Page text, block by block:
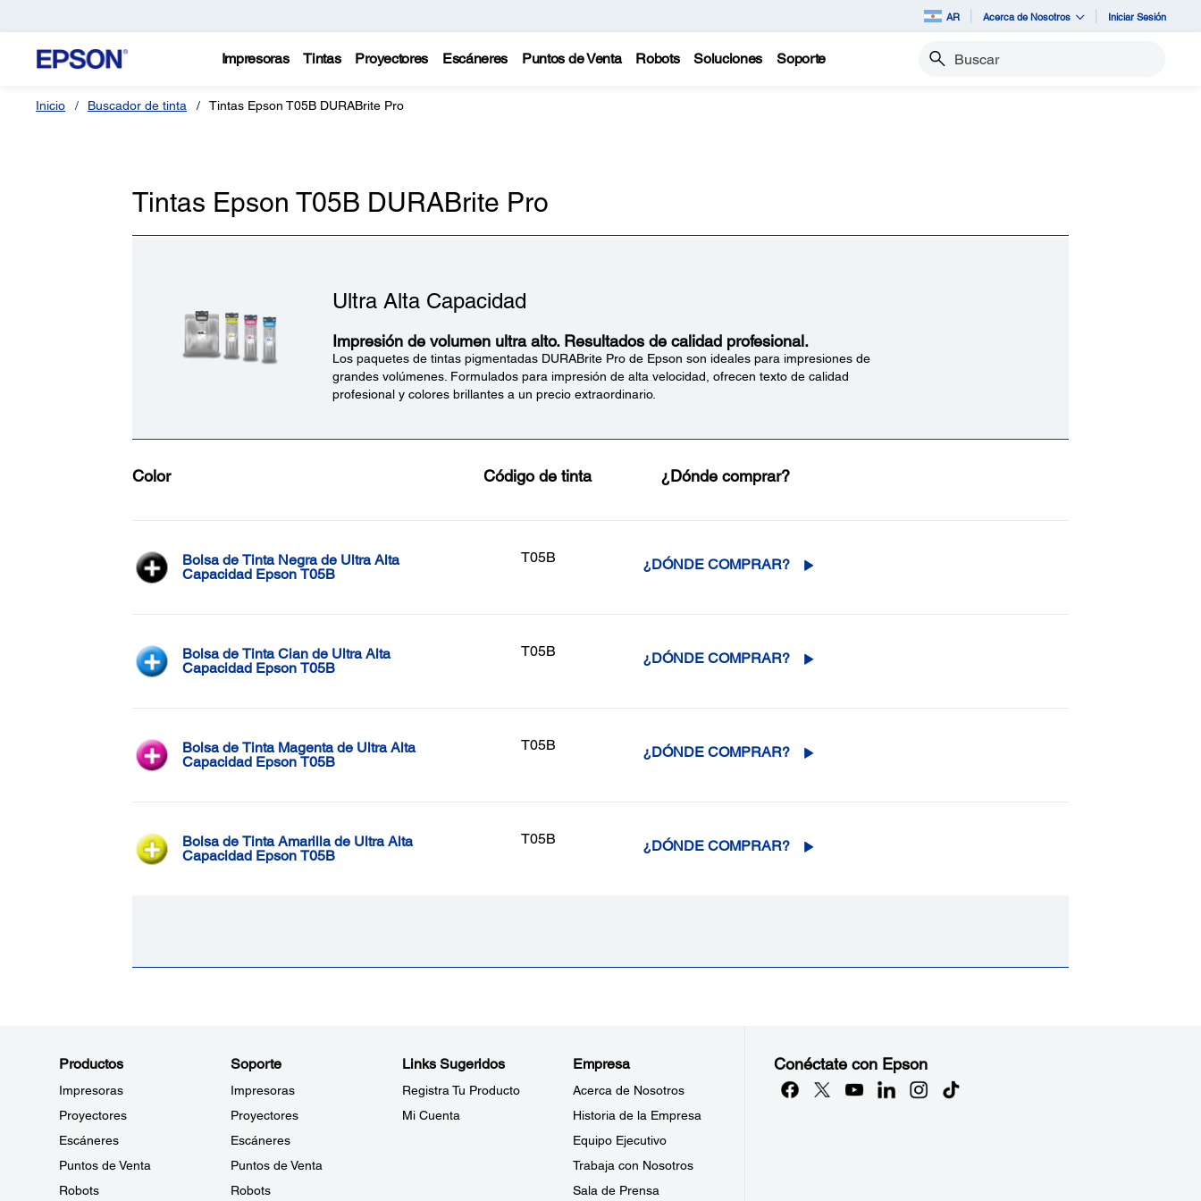
AR Acerca de Nosotros Iniciar Sesión
Impresoras Tintas Proyectores Escáneres Puntos de Venta Robots Soluciones Soporte Buscar
Inicio Buscador de tinta Tintas Epson T05B DURABrite Pro
Tintas Epson T05B DURABrite Pro
Ultra Alta Capacidad
Impresión de volumen ultra alto. Resultados de calidad profesional.
Los paquetes de tintas pigmentadas DURABrite Pro de Epson son ideales para impresiones de
grandes volúmenes. Formulados para impresión de alta velocidad, ofrecen texto de calidad
profesional y colores brillantes a un precio extraordinario.
Color Código de tinta ¿Dónde comprar?
Bolsa de Tinta Negra de Ultra Alta
Capacidad Epson T05B
T05B ¿DÓNDE COMPRAR?
Bolsa de Tinta Cian de Ultra Alta
Capacidad Epson T05B
T05B ¿DÓNDE COMPRAR?
Bolsa de Tinta Magenta de Ultra Alta
Capacidad Epson T05B
T05B ¿DÓNDE COMPRAR?
Bolsa de Tinta Amarilla de Ultra Alta
Capacidad Epson T05B
T05B ¿DÓNDE COMPRAR?
Productos
Impresoras
Proyectores
Escáneres
Puntos de Venta
Robots
Soporte
Impresoras
Proyectores
Escáneres
Puntos de Venta
Robots
Links Sugeridos
Registra Tu Producto
Mi Cuenta
Empresa
Acerca de Nosotros
Historia de la Empresa
Equipo Ejecutivo
Trabaja con Nosotros
Sala de Prensa
Conéctate con Epson